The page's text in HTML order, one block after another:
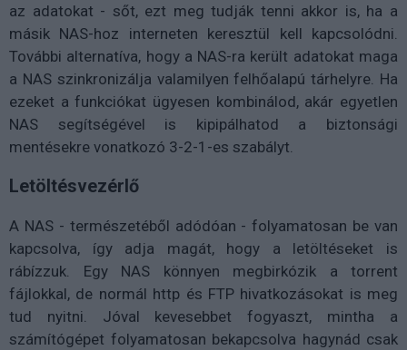
az adatokat - sőt, ezt meg tudják tenni akkor is, ha a
másik NAS-hoz interneten keresztül kell kapcsolódni.
További alternatíva, hogy a NAS-ra került adatokat maga
a NAS szinkronizálja valamilyen felhőalapú tárhelyre. Ha
ezeket a funkciókat ügyesen kombinálod, akár egyetlen
NAS segítségével is kipipálhatod a biztonsági
mentésekre vonatkozó 3-2-1-es szabályt.
Letöltésvezérlő
A NAS - természetéből adódóan - folyamatosan be van
kapcsolva, így adja magát, hogy a letöltéseket is
rábízzuk. Egy NAS könnyen megbirkózik a torrent
fájlokkal, de normál http és FTP hivatkozásokat is meg
tud nyitni. Jóval kevesebbet fogyaszt, mintha a
számítógépet folyamatosan bekapcsolva hagynád csak